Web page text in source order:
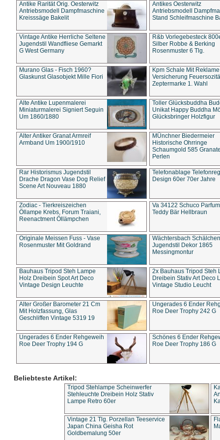
Antike Rarität Orig. Oesterwitz
Antriebsmodell Dampfmaschine
Kreisssäge Bakelit
Antikes Oesterwitz
Antriebsmodell
Stand Schleifmaschine
Vintage Antike Herrliche Seltene
Jugendstil Wandfliese Gemarkt
G West Germany
R&b Vorlegebesteck
Silber Robbe & Berking
Rosenmuster 6 Tlg.
Murano Glas - Fisch 1960?
Glaskunst Glasobjekt Mille Fiori
Kpm Schale Mit Reklame
Versicherung
Zeptermarke 1. Wahl
Alte Antike Lupenmalerei
Miniaturmalerei Signiert Seguin
Um 1860/1880
Toller Glücksbuddha
Unikat Happy Buddha
Glücksbringer Holzfigur
Alter Antiker Granat Armreif
Armband Um 1900/1910
MÜnchner Biedermeier
Historische Ohrringe
Schaumgold 585
Perlen
Rar Historismus Jugendstil
Drache Dragon Vase Dog Relief
Scene Art Nouveau 1880
Telefonablage
Design 60er 70er Jahre
Zodiac - Tierkreiszeichen
Öllampe Krebs, Forum Traiani,
Reenactment Öllämpchen
Va 34122 Schuco
Teddy Bär Hellbraun
Originale Meissen Fuss - Vase
Rosenmuster Mit Goldrand
Wächtersbach Schälchen
Jugendstil Dekor 1865
Messingmontur
Bauhaus Tripod Steh Lampe
Holz Dreibein Spot Art Deco
Vintage Design Leuchte
2x Bauhaus Tripod Steh
Dreibein Stativ Art Deco
Vintage Studio Leucht
Alter Großer Barometer 21 Cm
Mit Holzfassung, Glas
Geschliffen Vintage 5319 19
Ungerades 6 Ender
Roe Deer Trophy 242 G
Ungerades 6 Ender Rehgeweih
Roe Deer Trophy 194 G
Schönes 6 Ender
Roe Deer Trophy 186 G
Beliebteste Artikel:
Tripod Stehlampe Scheinwerfer
Stehleuchte Dreibein Holz Stativ
Lampe Retro 60er
Vintage 21 Tlg. Porzellan Teeservice
Japan China Geisha Rot
Goldbemalung 50er